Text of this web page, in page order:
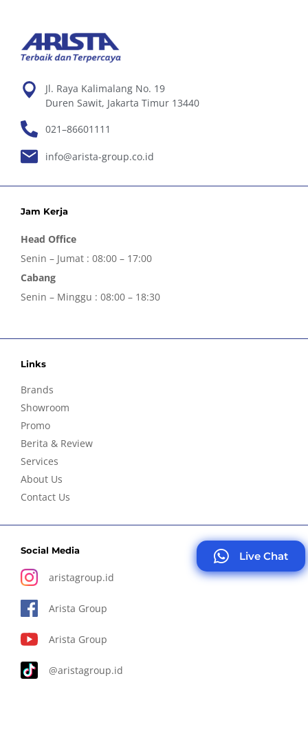
Jl. Raya Kalimalang No. 19
Duren Sawit, Jakarta Timur 13440
021–86601111
info@arista-group.co.id
Jam Kerja
Head Office
Senin – Jumat : 08:00 – 17:00
Cabang
Senin – Minggu : 08:00 – 18:30
Links
Brands
Showroom
Promo
Berita & Review
Services
About Us
Contact Us
Social Media
aristagroup.id
Arista Group
Arista Group
@aristagroup.id
Live Chat